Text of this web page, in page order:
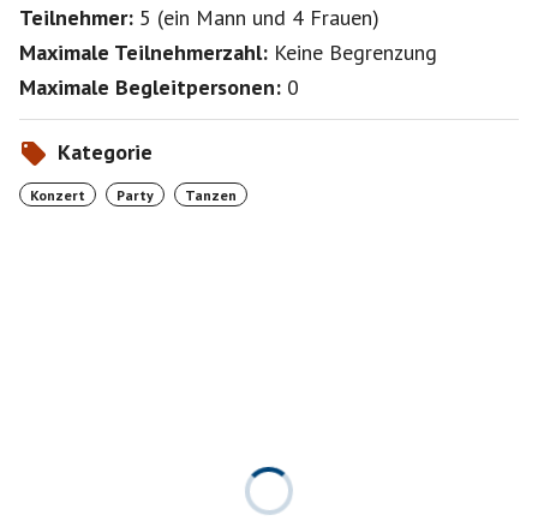
Teilnehmer: 5 (ein Mann und 4 Frauen)
Maximale Teilnehmerzahl: Keine Begrenzung
Maximale Begleitpersonen: 0
Kategorie
Konzert Party Tanzen